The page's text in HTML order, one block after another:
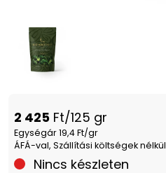
2 425 Ft/125 gr
Egységár 19,4 Ft/gr
ÁFÁ-val, Szállítási költségek nélkül
Nincs készleten